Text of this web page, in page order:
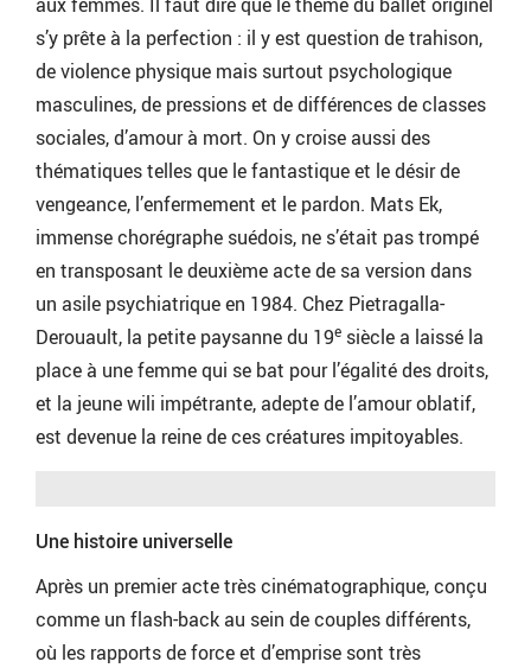
s’y prête à la perfection : il y est question de trahison,
de violence physique mais surtout psychologique
masculines, de pressions et de différences de classes
sociales, d’amour à mort. On y croise aussi des
thématiques telles que le fantastique et le désir de
vengeance, l’enfermement et le pardon. Mats Ek,
immense chorégraphe suédois, ne s’était pas trompé
en transposant le deuxième acte de sa version dans
un asile psychiatrique en 1984. Chez Pietragalla-
Derouault, la petite paysanne du 19e siècle a laissé la
place à une femme qui se bat pour l’égalité des droits,
et la jeune wili impétrante, adepte de l’amour oblatif,
est devenue la reine de ces créatures impitoyables.
Une histoire universelle
Après un premier acte très cinématographique, conçu
comme un flash-back au sein de couples différents,
où les rapports de force et d’emprise sont très